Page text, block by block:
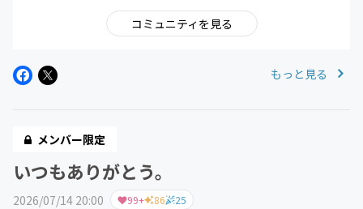
コミュニティを見る
もっと見る
メンバー限定
いつもありがとう。
2026/07/14 20:00 99+ 86 25